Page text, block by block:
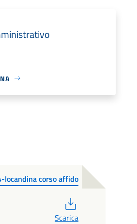
locandina corso affido
Scarica